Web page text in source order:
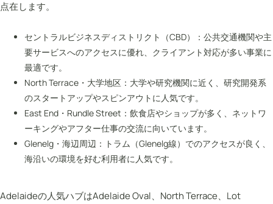
点在します。
セントラルビジネスディストリクト（CBD）：公共交通機関や主
要サービスへのアクセスに優れ、クライアント対応が多い事業に
最適です。
North Terrace・大学地区：大学や研究機関に近く、研究開発系
のスタートアップやスピンアウトに人気です。
East End・Rundle Street：飲食店やショップが多く、ネットワ
ーキングやアフター仕事の交流に向いています。
Glenelg・海辺周辺：トラム（Glenelg線）でのアクセスが良く、
海沿いの環境を好む利用者に人気です。
Adelaideの人気ハブはAdelaide Oval、North Terrace、Lot